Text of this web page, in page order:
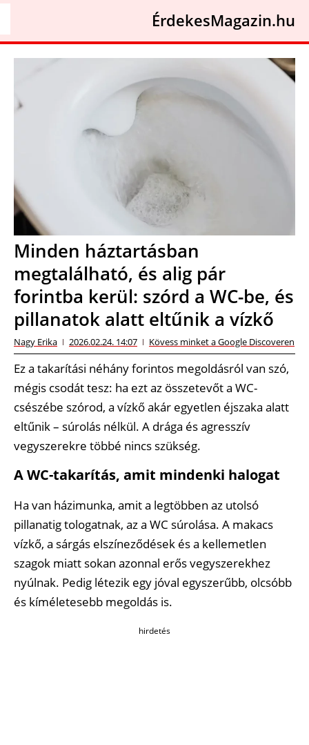
ÉrdekesMagazin.hu
Minden háztartásban
megtalálható, és alig pár
forintba kerül: szórd a WC-be, és
pillanatok alatt eltűnik a vízkő
Nagy Erika 2026.02.24. 14:07 Kövess minket a Google Discoveren
Ez a takarítási néhány forintos megoldásról van szó,
mégis csodát tesz: ha ezt az összetevőt a WC-
csészébe szórod, a vízkő akár egyetlen éjszaka alatt
eltűnik – súrolás nélkül. A drága és agresszív
vegyszerekre többé nincs szükség.
A WC-takarítás, amit mindenki halogat
Ha van házimunka, amit a legtöbben az utolsó
pillanatig tologatnak, az a WC súrolása. A makacs
vízkő, a sárgás elszíneződések és a kellemetlen
szagok miatt sokan azonnal erős vegyszerekhez
nyúlnak. Pedig létezik egy jóval egyszerűbb, olcsóbb
és kíméletesebb megoldás is.
hirdetés